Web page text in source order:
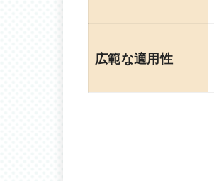
広範な適用性